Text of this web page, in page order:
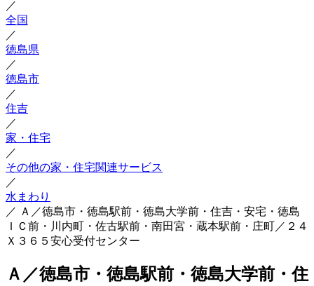
／
全国
／
徳島県
／
徳島市
／
住吉
／
家・住宅
／
その他の家・住宅関連サービス
／
水まわり
／ Ａ／徳島市・徳島駅前・徳島大学前・住吉・安宅・徳島
ＩＣ前・川内町・佐古駅前・南田宮・蔵本駅前・庄町／２４
Ｘ３６５安心受付センター
Ａ／徳島市・徳島駅前・徳島大学前・住